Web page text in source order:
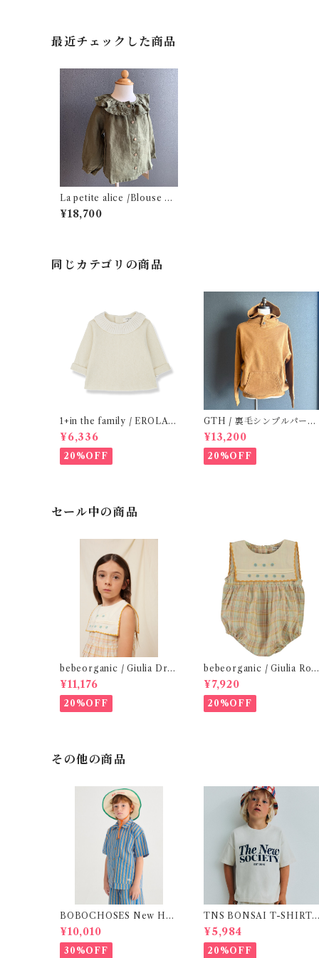
最近チェックした商品
La petite alice /Blouse m
oss green（110)
¥18,700
同じカテゴリの商品
1+in the family / EROLA (
24m )
¥6,336
20%OFF
GTH / 裏毛シンプルパーカ
/ Brown ( 1 )
¥13,200
20%OFF
セール中の商品
bebeorganic / Giulia Dres
s Lagoon Check (2-6y)
¥11,176
20%OFF
bebeorganic / Giulia
per Lagoon Check( 6・
ｍ)
¥7,920
20%OFF
その他の商品
BOBOCHOSES New Hai
rline woven shirt / 2-4Y
¥10,010
30%OFF
TNS BONSAI T-SHIRT /
16Y
¥5,984
20%OFF